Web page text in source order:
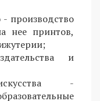
производство
нее принтов,
и
-